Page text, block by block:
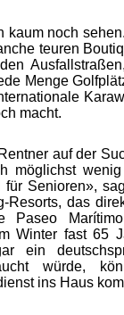
kaum noch
teuren
Menge
macht.
auf der
möglichst wenig
für Senioren»,
Resorts, das
Paseo
Winter fast 65
ein
würde,
ins Haus